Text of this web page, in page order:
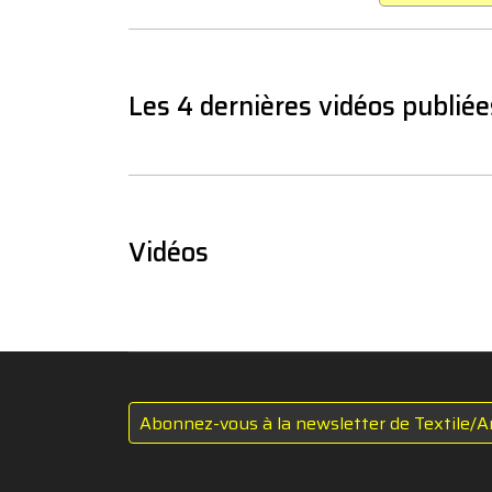
Les 4 dernières vidéos
Vidéos
Abonnez-vous à la newsletter de Textile/